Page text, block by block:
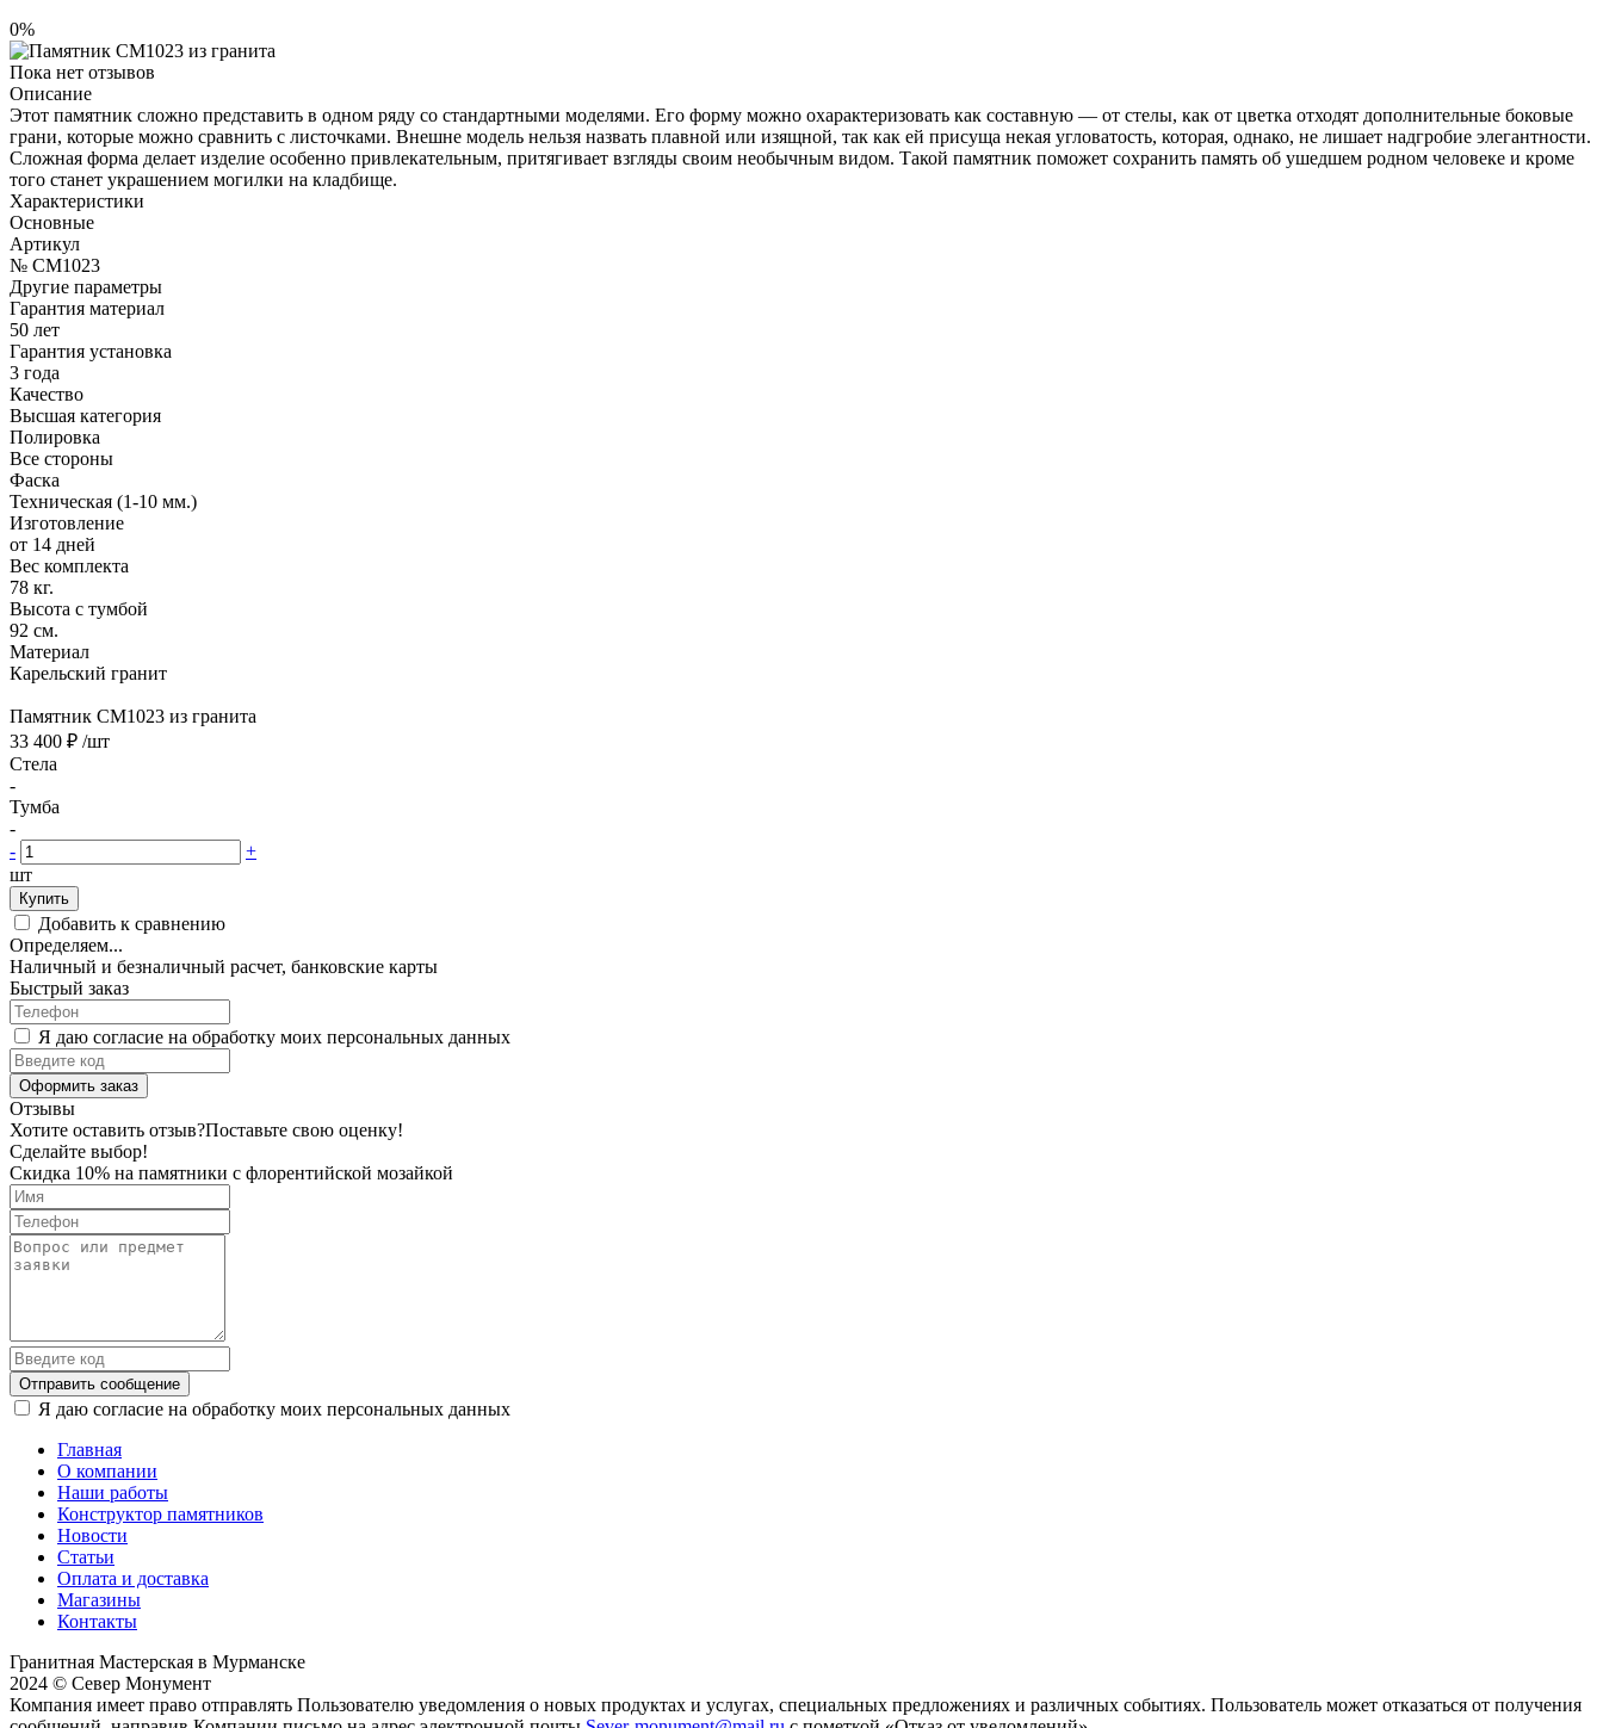
0%
Пока нет отзывов
Описание
Этот памятник сложно представить в одном ряду со стандартными моделями. Его форму можно охарактеризовать как составную — от стелы, как от цветка отходят дополнительные боковые
грани, которые можно сравнить с листочками. Внешне модель нельзя назвать плавной или изящной, так как ей присуща некая угловатость, которая, однако, не лишает надгробие элегантности.
Сложная форма делает изделие особенно привлекательным, притягивает взгляды своим необычным видом. Такой памятник поможет сохранить память об ушедшем родном человеке и кроме
того станет украшением могилки на кладбище.
Характеристики
Основные
Артикул
№ CM1023
Другие параметры
Гарантия материал
50 лет
Гарантия установка
3 года
Качество
Высшая категория
Полировка
Все стороны
Фаска
Техническая (1-10 мм.)
Изготовление
от 14 дней
Вес комплекта
78 кг.
Высота с тумбой
92 см.
Материал
Карельский гранит
Памятник CM1023 из гранита
33 400 ₽ /шт
Стела
-
Тумба
-
-
+
шт
Купить
Добавить к сравнению
Определяем...
Наличный и безналичный расчет, банковские карты
Быстрый заказ
Я даю согласие на обработку моих персональных данных
Оформить заказ
Отзывы
Хотите оставить отзыв?Поставьте свою оценку!
Сделайте выбор!
Скидка 10% на памятники с флорентийской мозайкой
Отправить сообщение
Я даю согласие на обработку моих персональных данных
Главная
О компании
Наши работы
Конструктор памятников
Новости
Статьи
Оплата и доставка
Магазины
Контакты
Гранитная Мастерская в Мурманске
2024 © Север Монумент
Компания имеет право отправлять Пользователю уведомления о новых продуктах и услугах, специальных предложениях и различных событиях. Пользователь может отказаться от получения